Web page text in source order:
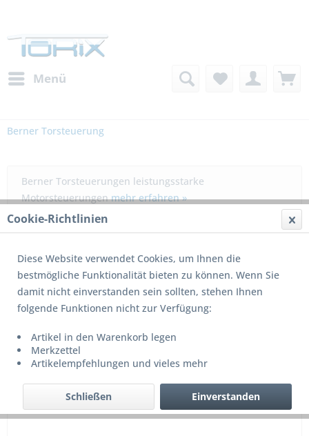
Menü
Berner Torsteuerung
Berner Torsteuerungen leistungsstarke
Motorsteuerungenmehr erfahren »
Cookie-Richtlinien
Diese Website verwendet Cookies, um Ihnen die
bestmögliche Funktionalität bieten zu können. Wenn Sie
damit nicht einverstanden sein sollten, stehen Ihnen
folgende Funktionen nicht zur Verfügung:
Artikel in den Warenkorb legen
Merkzettel
Artikelempfehlungen und vieles mehr
Einverstanden
Schließen